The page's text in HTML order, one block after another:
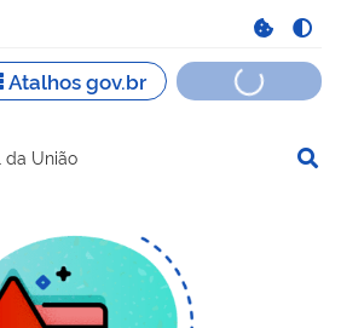
navegação
da União